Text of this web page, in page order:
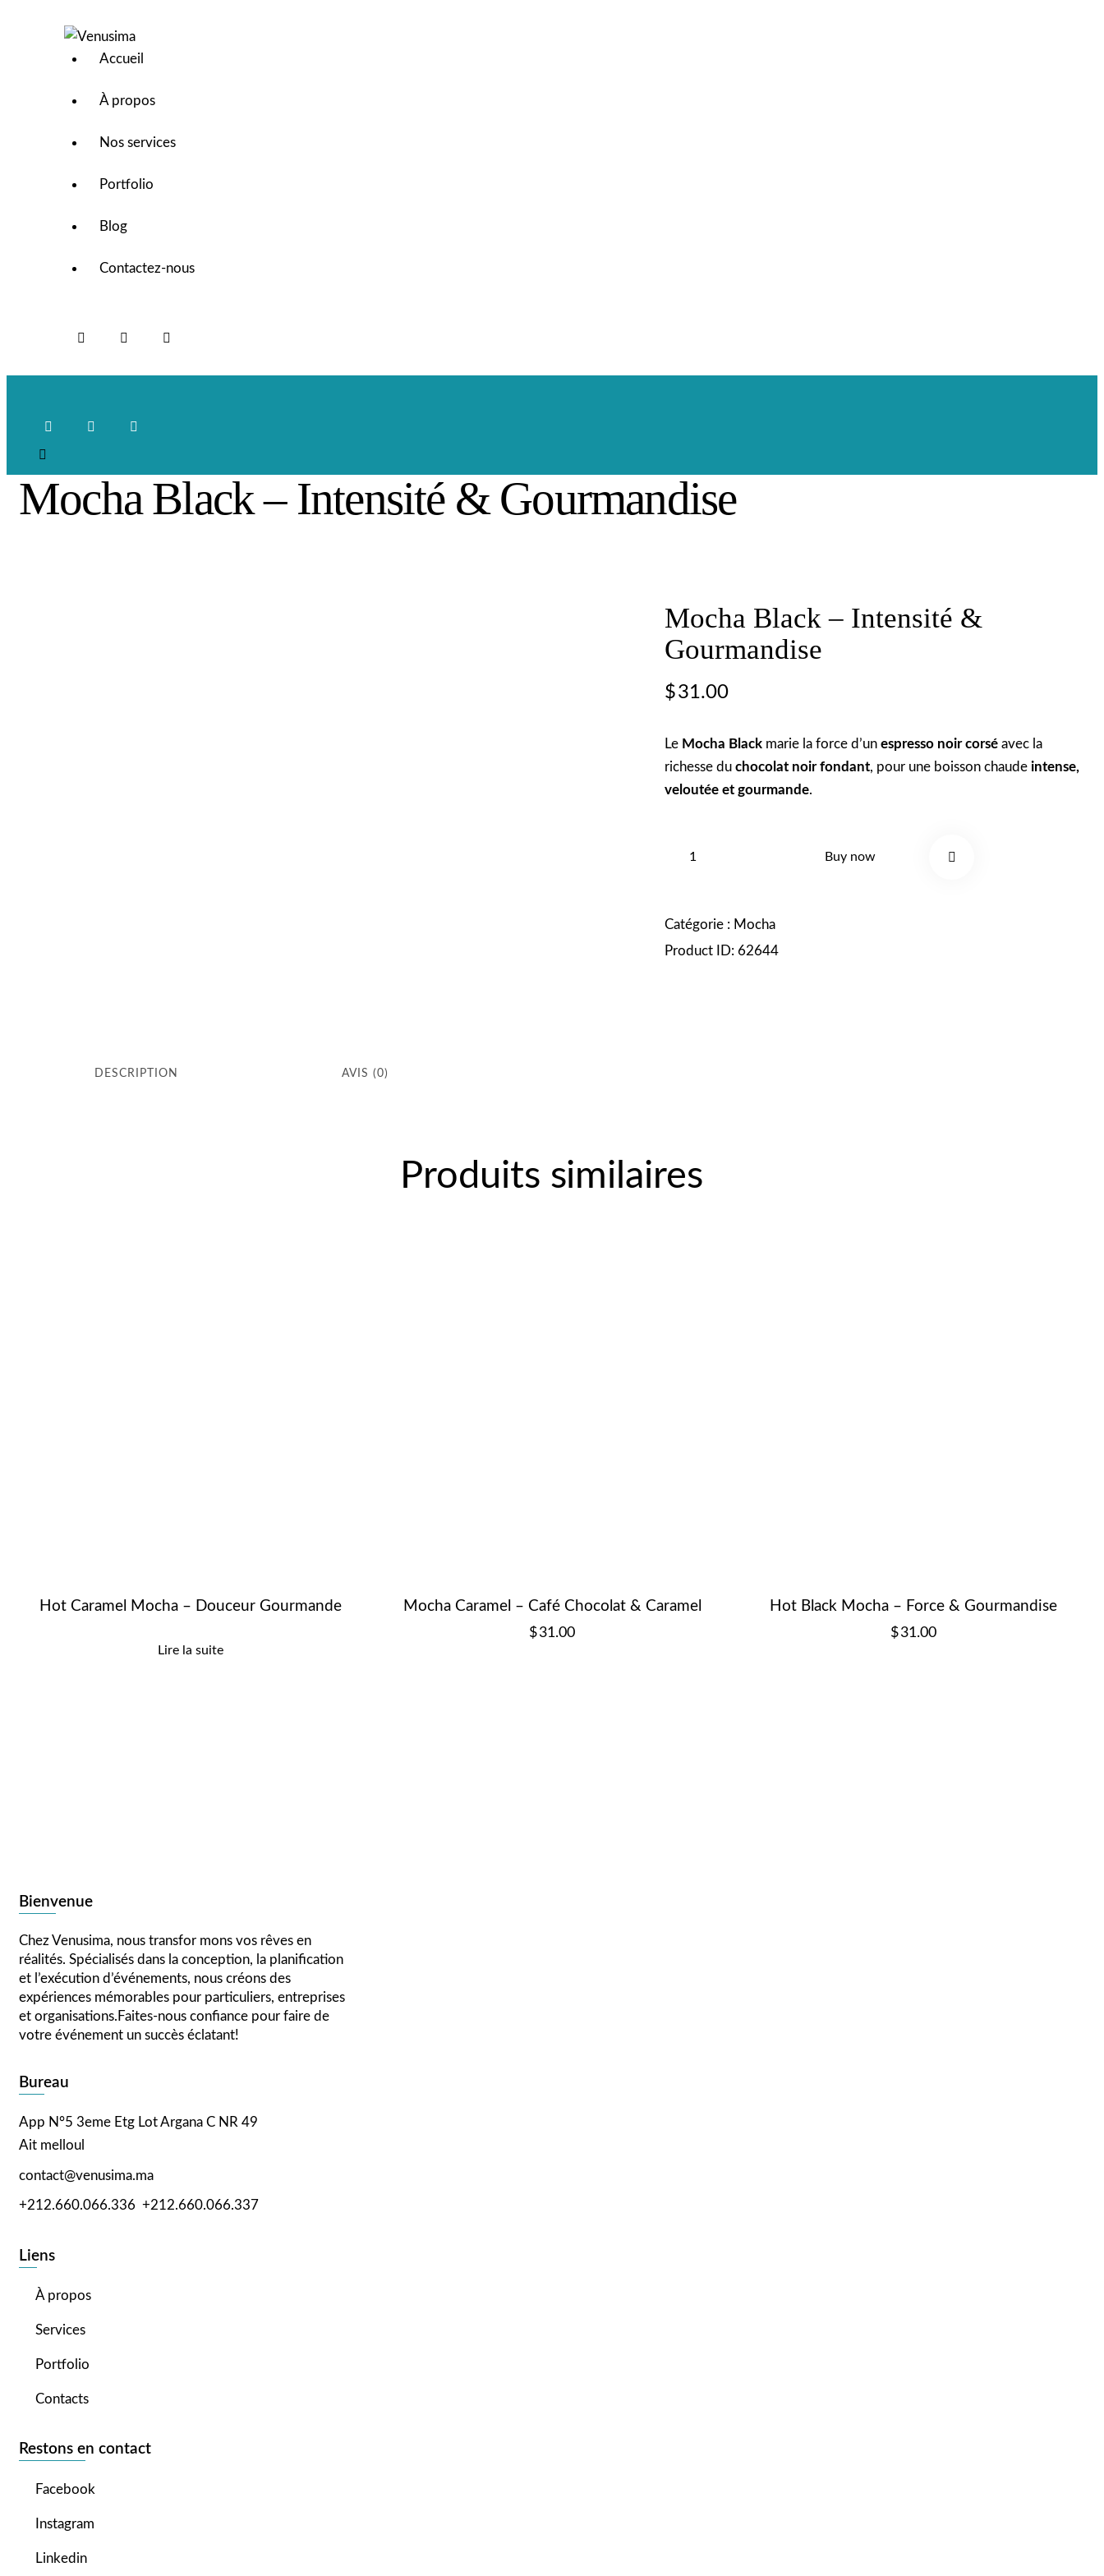
Accueil
À propos
Nos services
Portfolio
Blog
Contactez-nous
Mocha Black – Intensité & Gourmandise
Mocha Black – Intensité &
Gourmandise
$31.00
Le Mocha Black marie la force d’unespresso noir corsé avec la
richesse duchocolat noir fondant, pour une boisson chaudeintense,
veloutée et gourmande.
Buy now
Catégorie : Mocha
Product ID: 62644
DESCRIPTION AVIS (0)
Produits similaires
Hot Caramel Mocha – Douceur Gourmande
Lire la suite
Mocha Caramel – Café Chocolat & Caramel
$31.00
Hot Black Mocha – Force & Gourmandise
$31.00
Bienvenue
Chez Venusima, nous transfor mons vos rêves en
réalités. Spécialisés dans la conception, la planification
et l’exécution d’événements, nous créons des
expériences mémorables pour particuliers, entreprises
et organisations.Faites-nous confiance pour faire de
votre événement un succès éclatant!
Bureau
App N°5 3eme Etg Lot Argana C NR 49
Ait melloul
contact@venusima.ma
+212.660.066.336 +212.660.066.337
Liens
À propos
Services
Portfolio
Contacts
Restons en contact
Facebook
Instagram
Linkedin